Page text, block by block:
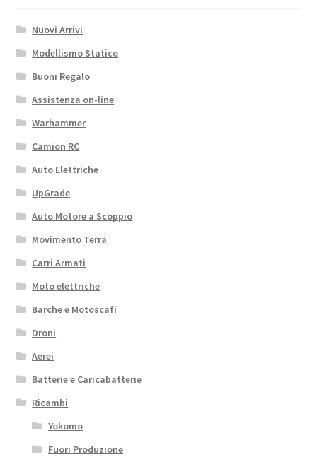
Nuovi Arrivi
Modellismo Statico
Buoni Regalo
Assistenza on-line
Warhammer
Camion RC
Auto Elettriche
UpGrade
Auto Motore a Scoppio
Movimento Terra
Carri Armati
Moto elettriche
Barche e Motoscafi
Droni
Aerei
Batterie e Caricabatterie
Ricambi
Yokomo
Fuori Produzione